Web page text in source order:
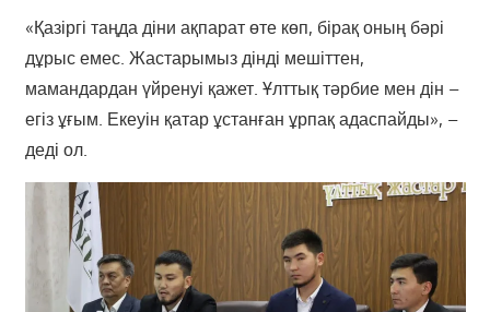
«Қазіргі таңда діни ақпарат өте көп, бірақ оның бәрі
дұрыс емес. Жастарымыз дінді мешіттен,
мамандардан үйренуі қажет. Ұлттық тәрбие мен дін –
егіз ұғым. Екеуін қатар ұстанған ұрпақ адаспайды», –
деді ол.